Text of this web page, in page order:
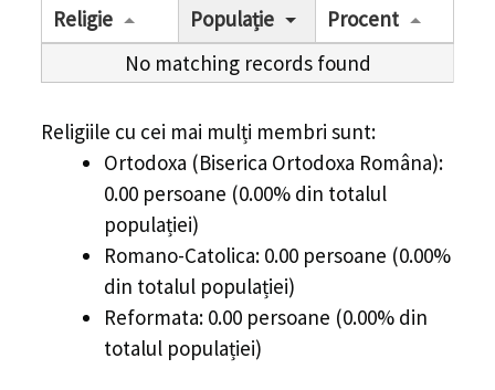
Religie Populație
Procent
No matching records found
Religiile cu cei mai mulți membri sunt:
Ortodoxa (Biserica Ortodoxa Româna):
0.00 persoane (0.00% din totalul
populației)
Romano-Catolica: 0.00 persoane (0.00%
din totalul populației)
Reformata: 0.00 persoane (0.00% din
totalul populației)